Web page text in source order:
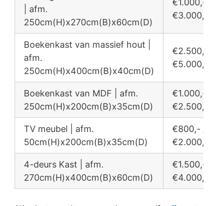
| afm.
250cm(H)x270cm(B)x60cm(D)
€1.000,- /
€3.000,-
Boekenkast van massief hout |
afm.
250cm(H)x400cm(B)x40cm(D)
€2.500,- /
€5.000,-
Boekenkast van MDF | afm.
250cm(H)x200cm(B)x35cm(D)
€1.000,- /
€2.500,-
TV meubel | afm.
50cm(H)x200cm(B)x35cm(D)
€800,- /
€2.000,-
4-deurs Kast | afm.
270cm(H)x400cm(B)x60cm(D)
€1.500,- /
€4.000,-